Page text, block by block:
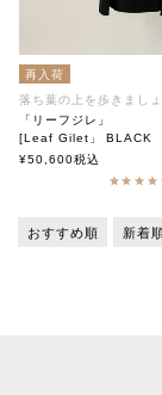
再入荷
落ち葉の上を歩きましょ
「リーフジレ」
[Leaf Gilet」 BLACK
soutiencollar（ステン
¥50,600税込
おすすめ順 新着